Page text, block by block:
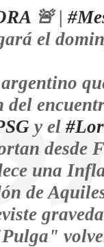
🚨 |
el
del
y el
desde
una
de